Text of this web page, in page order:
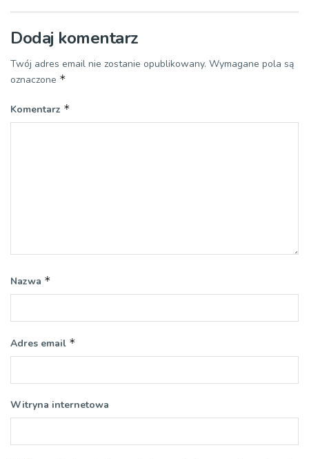
Dodaj komentarz
Twój adres email nie zostanie opublikowany. Wymagane pola są
oznaczone *
Komentarz *
Nazwa *
Adres email *
Witryna internetowa